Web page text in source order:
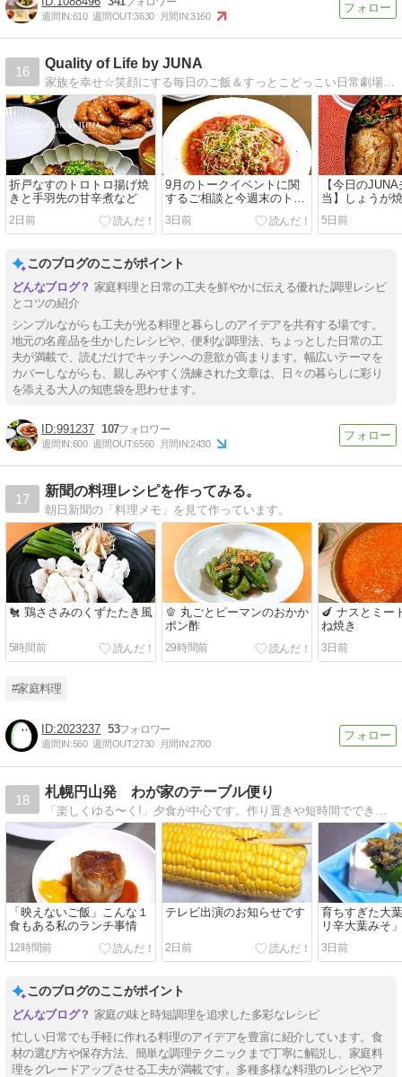
週間IN:610 週間OUT:3630 月間IN:3160
16
Quality of Life by JUNA
家族を幸せ☆笑顔にする毎日のご飯＆すっとこどっこい日常劇場！『JUNAさんのいつもの材料で満足弁当』『JUNAさんの最強で最愛の家ハンバーグ』発売中。
折戸なすのトロトロ揚げ焼
きと手羽先の甘辛煮など
2日前
9月のトークイベントに関
するご相談と今週末のトー
クライブのお知らせ／冷や
しトマトのオニオンベーコ
3日前
【今日の
当】しょうが
スノービュー
やっとお迎え
5日前
このブログのここがポイント
家庭料理と日常の工夫を鮮やかに伝える優れた調理レシピ
とコツの紹介
シンプルながらも工夫が光る料理と暮らしのアイデアを共有する場です。
地元の名産品を生かしたレシピや、便利な調理法、ちょっとした日常の工
夫が満載で、読むだけでキッチンへの意欲が高まります。幅広いテーマを
カバーしながらも、親しみやすく洗練された文章は、日々の暮らしに彩り
を添える大人の知恵袋を思わせます。
991237 107
週間IN:600 週間OUT:6560 月間IN:2430
17
新聞の料理レシピを作ってみる。
朝日新聞の「料理メモ」を見て作っています。
🐔 鶏ささみのくずたたき風
5時間前
🫑 丸ごとピーマンのおかか
ポン酢
29時間前
🍆 ナスとミー
ね焼き
3日前
#家庭料理
2023237 53
週間IN:560 週間OUT:2730 月間IN:2700
18
札幌円山発 わが家のテーブル便り
「映えないご飯」こんな１
食もある私のランチ事情
12時間前
テレビ出演のお知らせです
2日前
育ちすぎた大
リ辛大葉みそ」
3日前
このブログのここがポイント
家庭の味と時短調理を追求した多彩なレシピ
忙しい日常でも手軽に作れる料理のアイデアを豊富に紹介しています。食
材の選び方や保存方法、簡単な調理テクニックまで丁寧に解説し、家庭料
理をグレードアップさせる工夫が満載です。多種多様な料理のレシピやア